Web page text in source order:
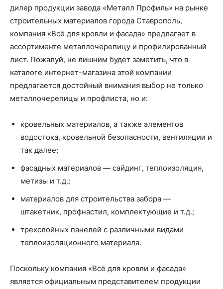
дилер продукции завода «Металл Профиль» на рынке
строительных материалов города Ставрополь,
компания «Всё для кровли и фасада» предлагает в
ассортименте металлочерепицу и профилированный
лист. Пожалуй, не лишним будет заметить, что в
каталоге интернет-магазина этой компании
предлагается достойный внимания выбор не только
металлочерепицы и профлиста, но и:
кровельных материалов, а также элементов
водостока, кровельной безопасности, вентиляции и
так далее;
фасадных материалов — сайдинг, теплоизоляция,
метизы и т.д.;
материалов для строительства забора —
штакетник, профнастил, комплектующие и т.д.;
трехслойных панелей с различными видами
теплоизоляционного материала.
Поскольку компания «Всё для кровли и фасада»
является официальным представителем продукции